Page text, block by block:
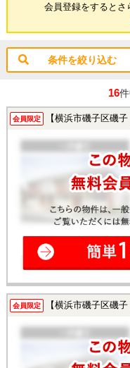
会員登録をするとさ
条件を絞り込む
16
会員限定 【横浜市磯子区磯
会員限定 【横浜市磯子区磯